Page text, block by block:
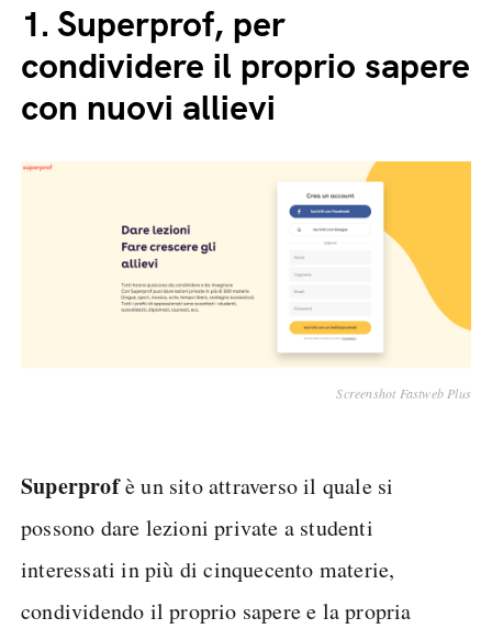
1. Superprof, per
condividere il proprio sapere
con nuovi allievi
Screenshot Fastweb Plus
Superprofè un sito attraverso il quale si
possono dare lezioni private a studenti
interessati in più di cinquecento materie,
condividendo il proprio sapere e la propria